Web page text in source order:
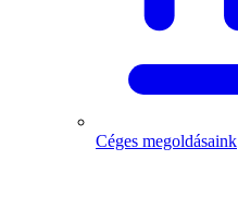
Céges megoldásaink